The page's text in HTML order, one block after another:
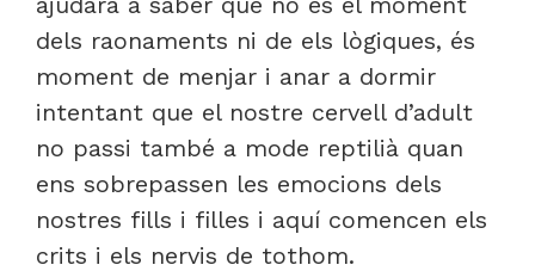
dels raonaments ni de els lògiques, és
moment de menjar i anar a dormir
intentant que el nostre cervell d’adult
no passi també a mode reptilià quan
ens sobrepassen les emocions dels
nostres fills i filles i aquí comencen els
crits i els nervis de tothom.